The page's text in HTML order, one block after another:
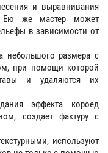
и выравнивания
Ею же мастер может
в зависимости от
небольшого размера с
при помощи которой
и удаляются их
эффекта короед
создает фактуру с
используют